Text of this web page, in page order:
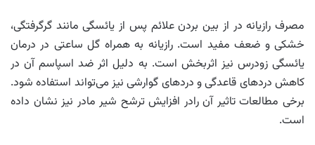
مصرف رازیانه در از بین بردن علائم پس از یائسگی مانند گرگرفتگی،
خشکی و ضعف مفید است. رازیانه به همراه گل ساعتی در درمان
یائسگی زودرس نیز اثربخش است. به دلیل اثر ضد اسپاسم آن در
کاهش دردهای قاعدگی و دردهای گوارشی نیز می‌تواند استفاده شود.
برخی مطالعات تاثیر آن رادر افزایش ترشح شیر مادر نیز نشان داده
است.